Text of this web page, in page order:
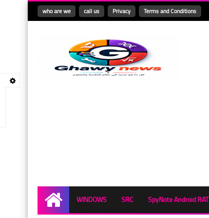
who are we call us Privacy Terms and Conditions
Home
WINDOWS SRC SpyNote Android RAT